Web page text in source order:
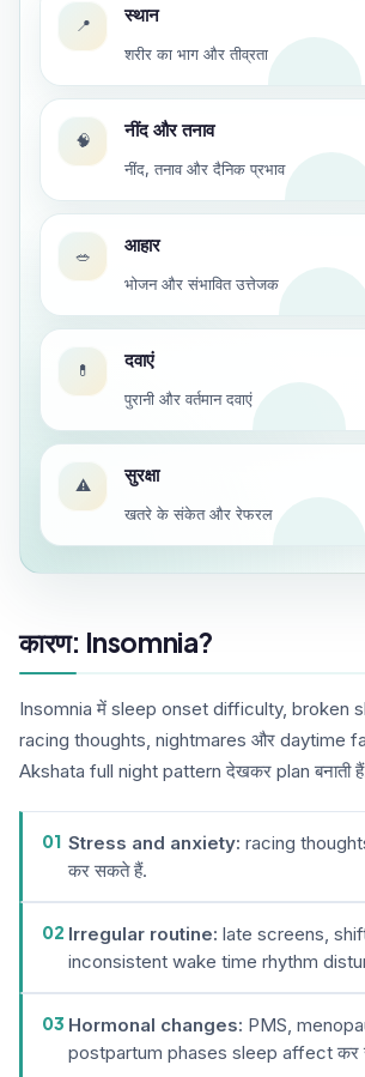
📍 स्थान
शरीर का भाग और तीव्रता
🧠 नींद और तनाव
नींद, तनाव और दैनिक प्रभाव
🥗 आहार
भोजन और संभावित उत्तेजक
💊 दवाएं
पुरानी और वर्तमान दवाएं
⚠️ सुरक्षा
खतरे के संकेत और रेफरल
कारण: Insomnia?
Insomnia में sleep onset difficulty, broken
racing thoughts, nightmares और daytime
Akshata full night pattern देखकर plan बनाती
01 Stress and anxiety: racing
कर सकते हैं.
02 Irregular routine: late screens,
inconsistent wake time rhythm
03 Hormonal changes: PMS,
postpartum phases sleep affect कर